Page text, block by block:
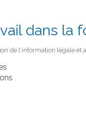
dans la
de l'information légale et